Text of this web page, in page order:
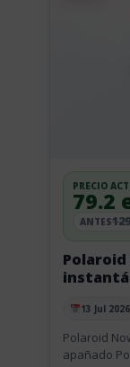
Publicado el
13 Jul 2026
PRECIO
79.2
ANTES
Polaroid
apañado